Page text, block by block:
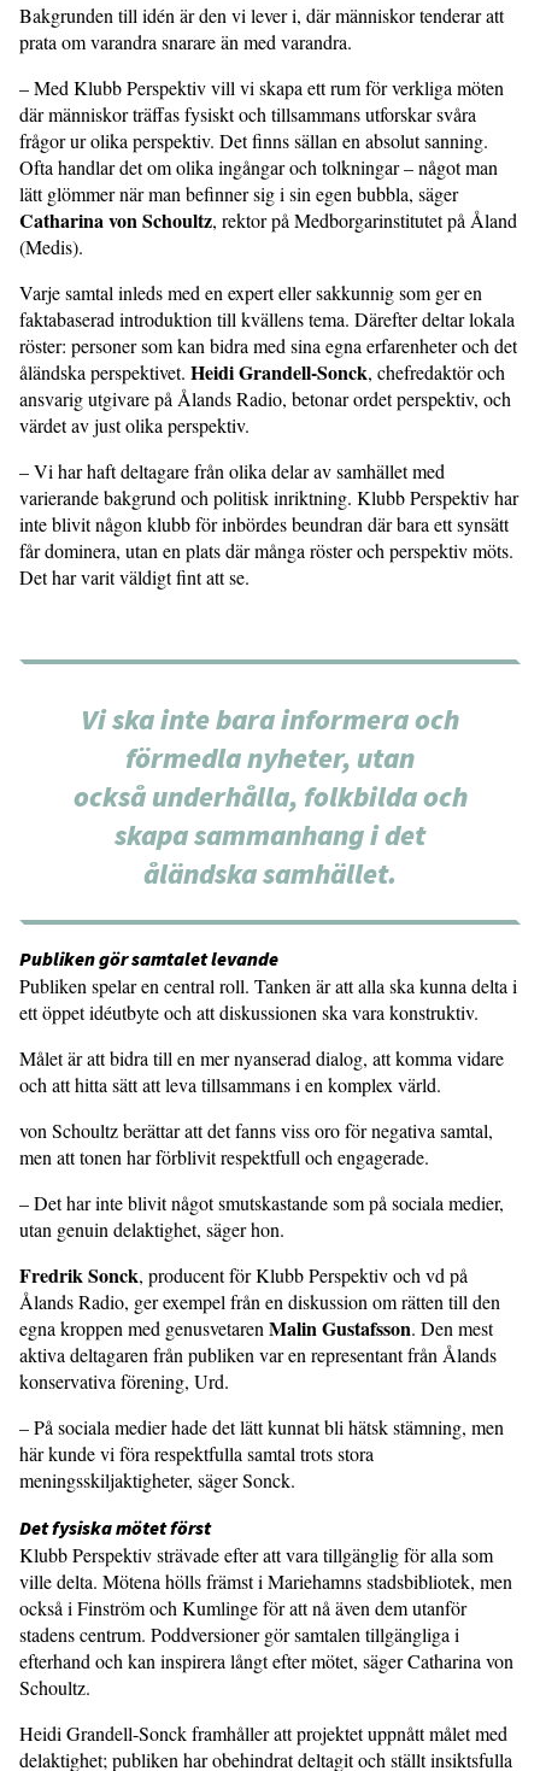
Bakgrunden till idén är den vi lever i, där människor tenderar att
prata om varandra snarare än med varandra.
– Med Klubb Perspektiv vill vi skapa ett rum för verkliga möten
där människor träffas fysiskt och tillsammans utforskar svåra
frågor ur olika perspektiv. Det finns sällan en absolut sanning.
Ofta handlar det om olika ingångar och tolkningar – något man
lätt glömmer när man befinner sig i sin egen bubbla, säger
Catharina von Schoultz, rektor på Medborgarinstitutet på Åland
(Medis).
Varje samtal inleds med en expert eller sakkunnig som ger en
faktabaserad introduktion till kvällens tema. Därefter deltar lokala
röster: personer som kan bidra med sina egna erfarenheter och det
åländska perspektivet. Heidi Grandell-Sonck, chefredaktör och
ansvarig utgivare på Ålands Radio, betonar ordet perspektiv, och
värdet av just olika perspektiv.
– Vi har haft deltagare från olika delar av samhället med
varierande bakgrund och politisk inriktning. Klubb Perspektiv har
inte blivit någon klubb för inbördes beundran där bara ett synsätt
får dominera, utan en plats där många röster och perspektiv möts.
Det har varit väldigt fint att se.
Vi ska inte bara informera och
förmedla nyheter, utan
också underhålla, folkbilda och
skapa sammanhang i det
åländska samhället.
Publiken gör samtalet levande
Publiken spelar en central roll. Tanken är att alla ska kunna delta i
ett öppet idéutbyte och att diskussionen ska vara konstruktiv.
Målet är att bidra till en mer nyanserad dialog, att komma vidare
och att hitta sätt att leva tillsammans i en komplex värld.
von Schoultz berättar att det fanns viss oro för negativa samtal,
men att tonen har förblivit respektfull och engagerade.
– Det har inte blivit något smutskastande som på sociala medier,
utan genuin delaktighet, säger hon.
Fredrik Sonck, producent för Klubb Perspektiv och vd på
Ålands Radio, ger exempel från en diskussion om rätten till den
egna kroppen med genusvetaren Malin Gustafsson. Den mest
aktiva deltagaren från publiken var en representant från Ålands
konservativa förening, Urd.
– På sociala medier hade det lätt kunnat bli hätsk stämning, men
här kunde vi föra respektfulla samtal trots stora
meningsskiljaktigheter, säger Sonck.
Det fysiska mötet först
Klubb Perspektiv strävade efter att vara tillgänglig för alla som
ville delta. Mötena hölls främst i Mariehamns stadsbibliotek, men
också i Finström och Kumlinge för att nå även dem utanför
stadens centrum. Poddversioner gör samtalen tillgängliga i
efterhand och kan inspirera långt efter mötet, säger Catharina von
Schoultz.
Heidi Grandell-Sonck framhåller att projektet uppnått målet med
delaktighet; publiken har obehindrat deltagit och ställt insiktsfulla